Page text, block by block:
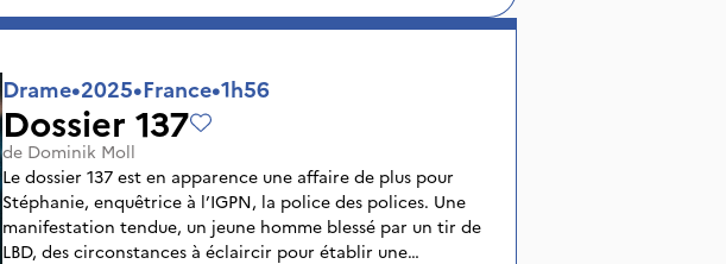
Drame•2025•France•1h56
Dossier 137
de Dominik Moll
Le dossier 137 est en apparence une affaire de plus pour
Stéphanie, enquêtrice à l’IGPN, la police des polices. Une
manifestation tendue, un jeune homme blessé par un tir de
LBD, des circonstances à éclaircir pour établir une